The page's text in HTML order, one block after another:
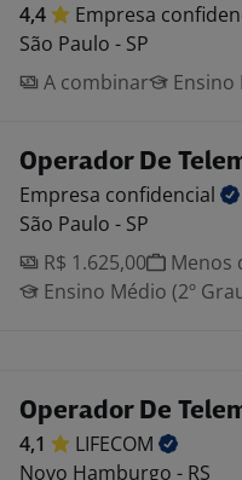
4,4 Empresa
São Paulo - SP
A combinar
Ensino
Operador De
Empresa confidencial
São Paulo - SP
R$ 1.625,00
Menos
Ensino Médio (2º
Operador De
4,1
LIFECOM
Novo Hamburgo - RS